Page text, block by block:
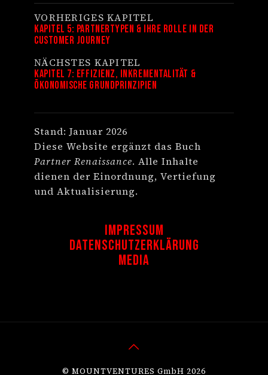
VORHERIGES KAPITEL
Kapitel 5: Partnertypen & ihre Rolle in der
Customer Journey
NÄCHSTES KAPITEL
Kapitel 7: Effizienz, Inkrementalität &
ökonomische Grundprinzipien
Stand: Januar 2026
Diese Website ergänzt das Buch
Partner Renaissance. Alle Inhalte
dienen der Einordnung, Vertiefung
und Aktualisierung.
Impressum
Datenschutzerklärung
Media
© MOUNTVENTURES GmbH 2026